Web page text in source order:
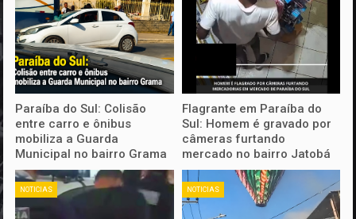
Paraíba do Sul: Colisão
entre carro e ônibus
mobiliza a Guarda
Municipal no bairro Grama
Flagrante em Paraíba do
Sul: Homem é gravado por
câmeras furtando
mercado no bairro Jatobá
NOTICIAS NOTICIAS